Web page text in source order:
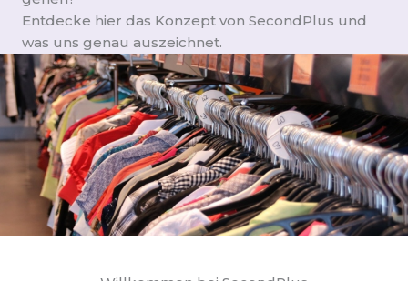
Entdecke hier das Konzept von SecondPlus und
was uns genau auszeichnet.